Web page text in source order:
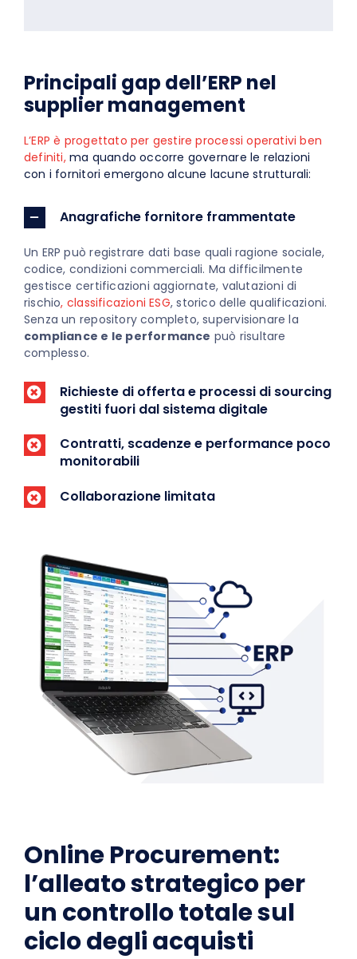
Principali gap dell’ERP nel
supplier management
L’ERP è progettato per gestire processi operativi ben
definiti,ma quando occorre governare le relazioni
con i fornitori emergono alcune lacune strutturali:
Anagrafiche fornitore frammentate
Un ERP può registrare dati base quali ragione sociale,
codice, condizioni commerciali. Ma difficilmente
gestisce certificazioni aggiornate, valutazioni di
rischio, classificazioni ESG, storico delle qualificazioni.
Senza un repository completo, supervisionare la
compliance e le performance può risultare
complesso.
Richieste di offerta e processi di sourcing
gestiti fuori dal sistema digitale
Contratti, scadenze e performance poco
monitorabili
Collaborazione limitata
Online Procurement:
l’alleato strategico per
un controllo totale sul
ciclo degli acquisti